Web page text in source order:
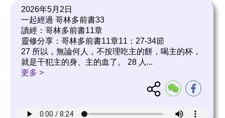
2026年5月2日
一起經過 哥林多前書33
讀經：哥林多前書11章
靈修分享：哥林多前書11章11：27-34節
27 所以，無論何人，不按理吃主的餅，喝主的杯，
就是干犯主的身、主的血了。 28 人 ...
更多 >